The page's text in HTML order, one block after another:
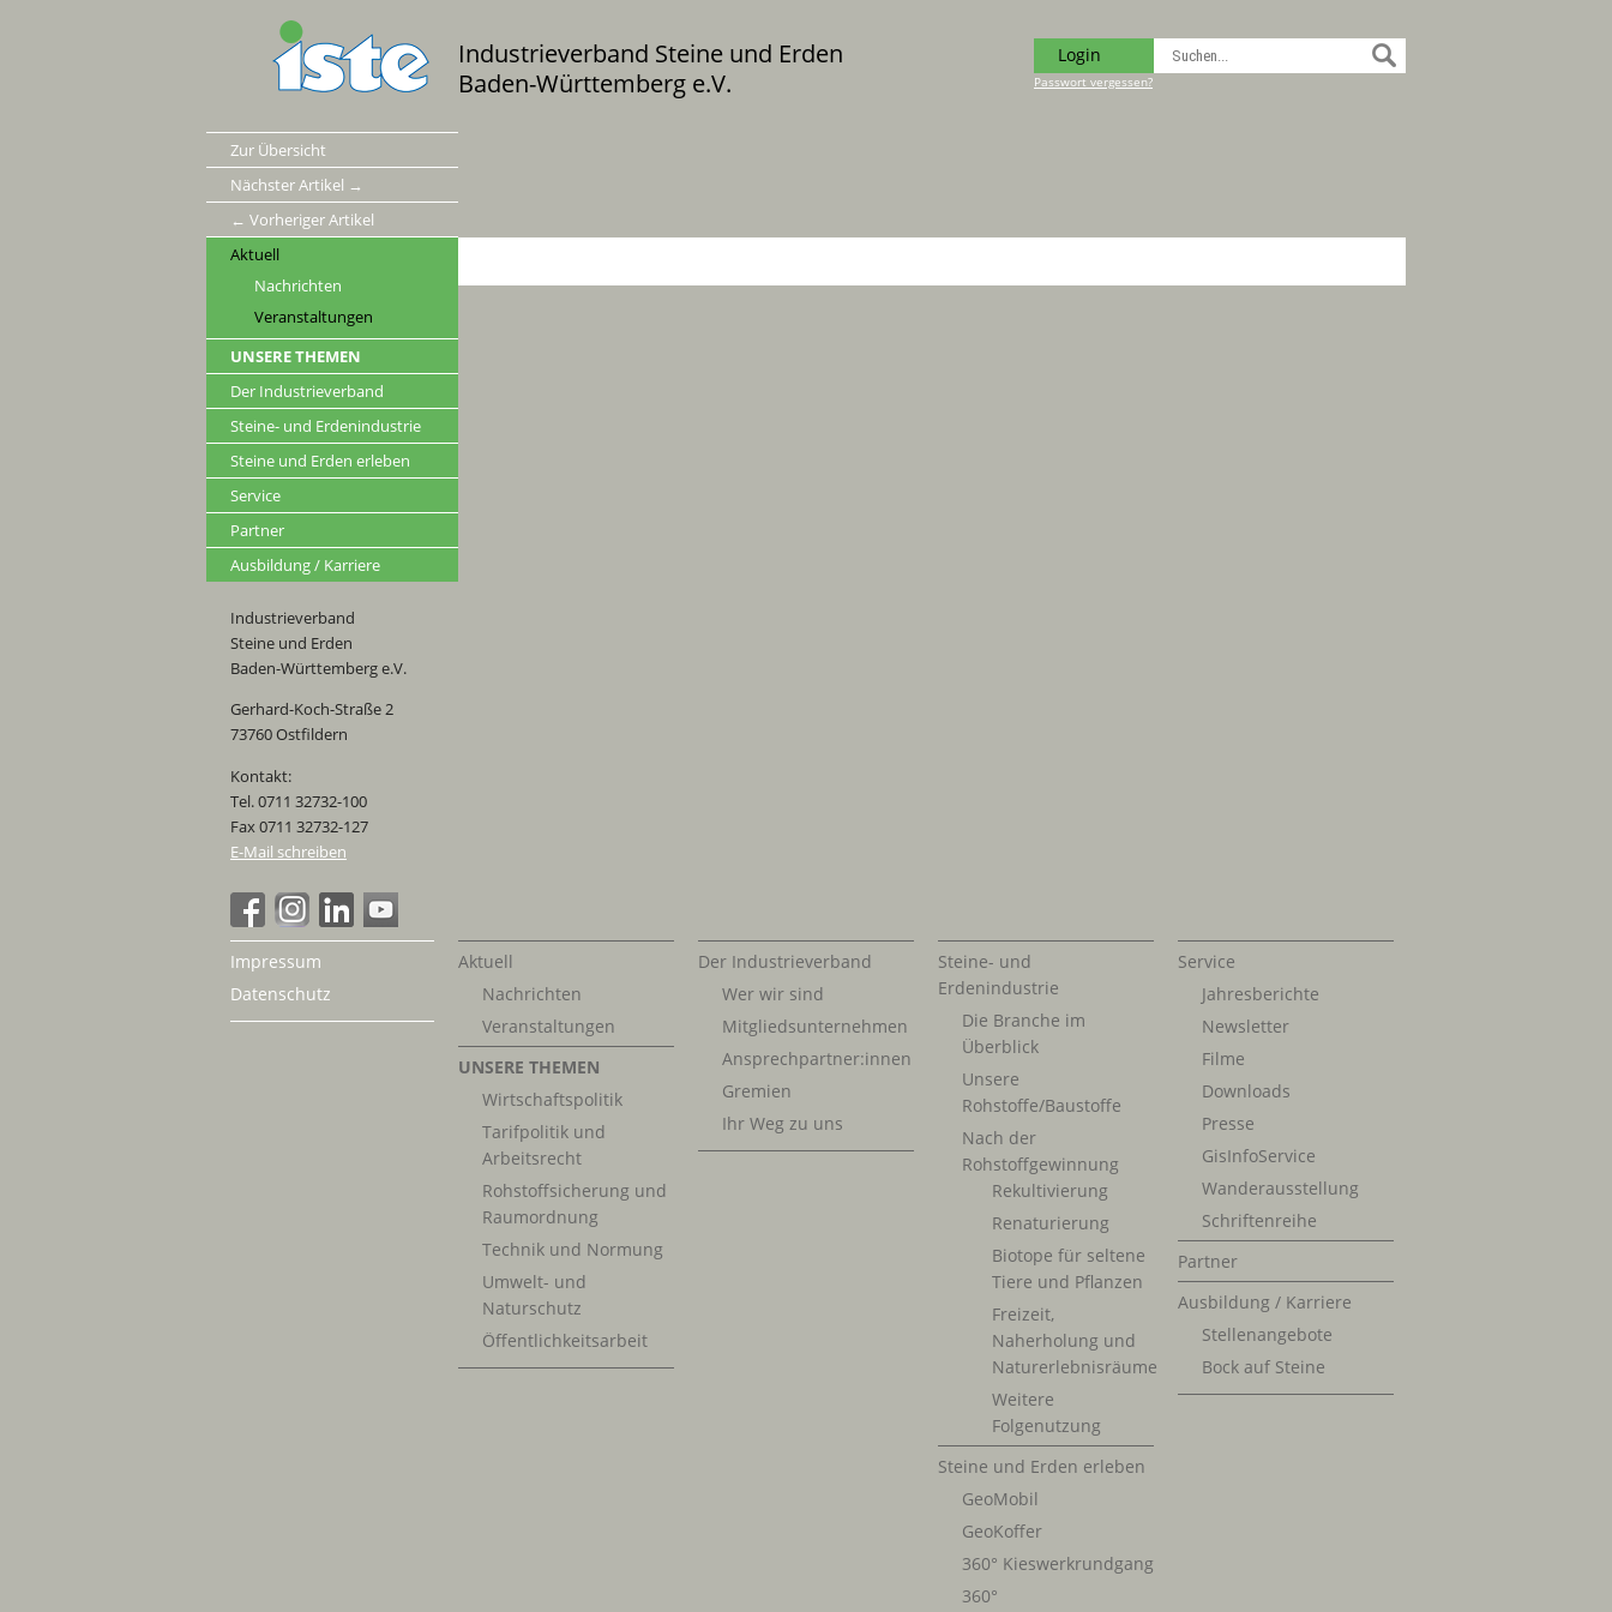
Industrieverband Steine und Erden
Baden-Württemberg e.V.
Login
Passwort vergessen?
Zur Übersicht
Nächster Artikel →
← Vorheriger Artikel
Aktuell
Nachrichten
Veranstaltungen
UNSERE THEMEN
Der Industrieverband
Steine- und Erdenindustrie
Steine und Erden erleben
Service
Partner
Ausbildung / Karriere
Industrieverband
Steine und Erden
Baden-Württemberg e.V.
Gerhard-Koch-Straße 2
73760 Ostfildern
Kontakt:
Tel. 0711 32732-100
Fax 0711 32732-127
E-Mail schreiben
Impressum
Datenschutz
Aktuell
Nachrichten
Veranstaltungen
UNSERE THEMEN
Wirtschaftspolitik
Tarifpolitik und
Arbeitsrecht
Rohstoffsicherung und
Raumordnung
Technik und Normung
Umwelt- und
Naturschutz
Öffentlichkeitsarbeit
Der Industrieverband
Wer wir sind
Mitgliedsunternehmen
Ansprechpartner:innen
Gremien
Ihr Weg zu uns
Steine- und
Erdenindustrie
Die Branche im
Überblick
Unsere
Rohstoffe/Baustoffe
Nach der
Rohstoffgewinnung
Rekultivierung
Renaturierung
Biotope für seltene
Tiere und Pflanzen
Freizeit,
Naherholung und
Naturerlebnisräume
Weitere
Folgenutzung
Steine und Erden erleben
GeoMobil
GeoKoffer
360° Kieswerkrundgang
360°
Service
Jahresberichte
Newsletter
Filme
Downloads
Presse
GisInfoService
Wanderausstellung
Schriftenreihe
Partner
Ausbildung / Karriere
Stellenangebote
Bock auf Steine